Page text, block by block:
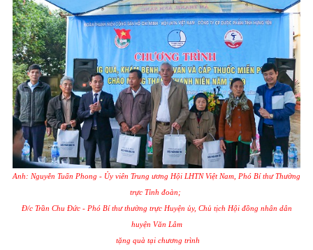
Anh: Nguyễn Tuấn Phong - Ủy viên Trung ương Hội LHTN Việt Nam, Phó Bí thư Thường
trực Tỉnh đoàn;
Đ/c Trần Chu Đức - Phó Bí thư thường trực Huyện ủy, Chủ tịch Hội đồng nhân dân
huyện Văn Lâm
tặng quà tại chương trình